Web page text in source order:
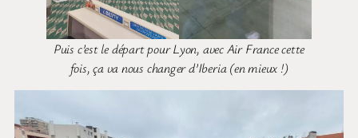
Puis c’est le départ pour Lyon, avec Air France cette
fois, ça va nous changer d’Iberia (en mieux !)